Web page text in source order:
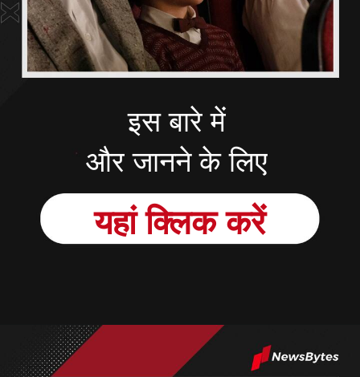
इस बारे में
और जानने के लिए
यहांक्लिककरें